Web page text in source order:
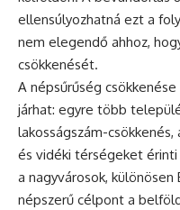
ellensúlyozhatná ezt a
nem elegendő ahhoz,
csökkenését.
A népsűrűség
járhat: egyre több
lakosságszám-
és vidéki térségeket érinti
a nagyvárosok,
népszerű célpont a